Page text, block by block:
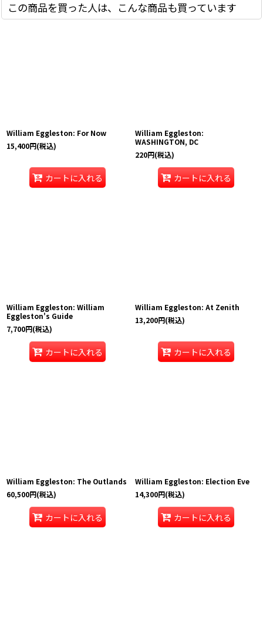
この商品を買った人は、こんな商品も買っています
William Eggleston: For Now
15,400円(税込)
カートに入れる
William Eggleston:
WASHINGTON, DC
220円(税込)
カートに入れる
William Eggleston: William
Eggleston's Guide
7,700円(税込)
カートに入れる
William Eggleston: At Zenith
13,200円(税込)
カートに入れる
William Eggleston: The Outlands
60,500円(税込)
カートに入れる
William Eggleston: Election Eve
14,300円(税込)
カートに入れる